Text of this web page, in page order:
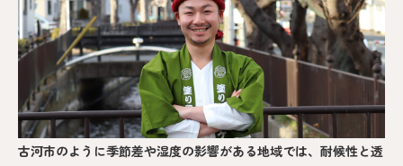
古河市のように季節差や湿度の影響がある地域では、耐候性と透